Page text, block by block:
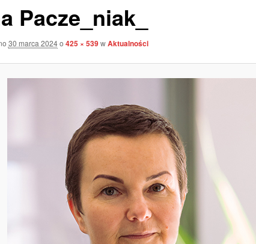
Pacze_niak_
30 marca 2024o 425 × 539wAktualności